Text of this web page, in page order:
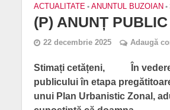
ACTUALITATE • ANUNTUL BUZOIAN •
(P) ANUNȚ PUBLIC
22 decembrie 2025 Adaugă
Stimați cetățeni, În
publicului în etapa
unui Plan Urbanistic Zonal,